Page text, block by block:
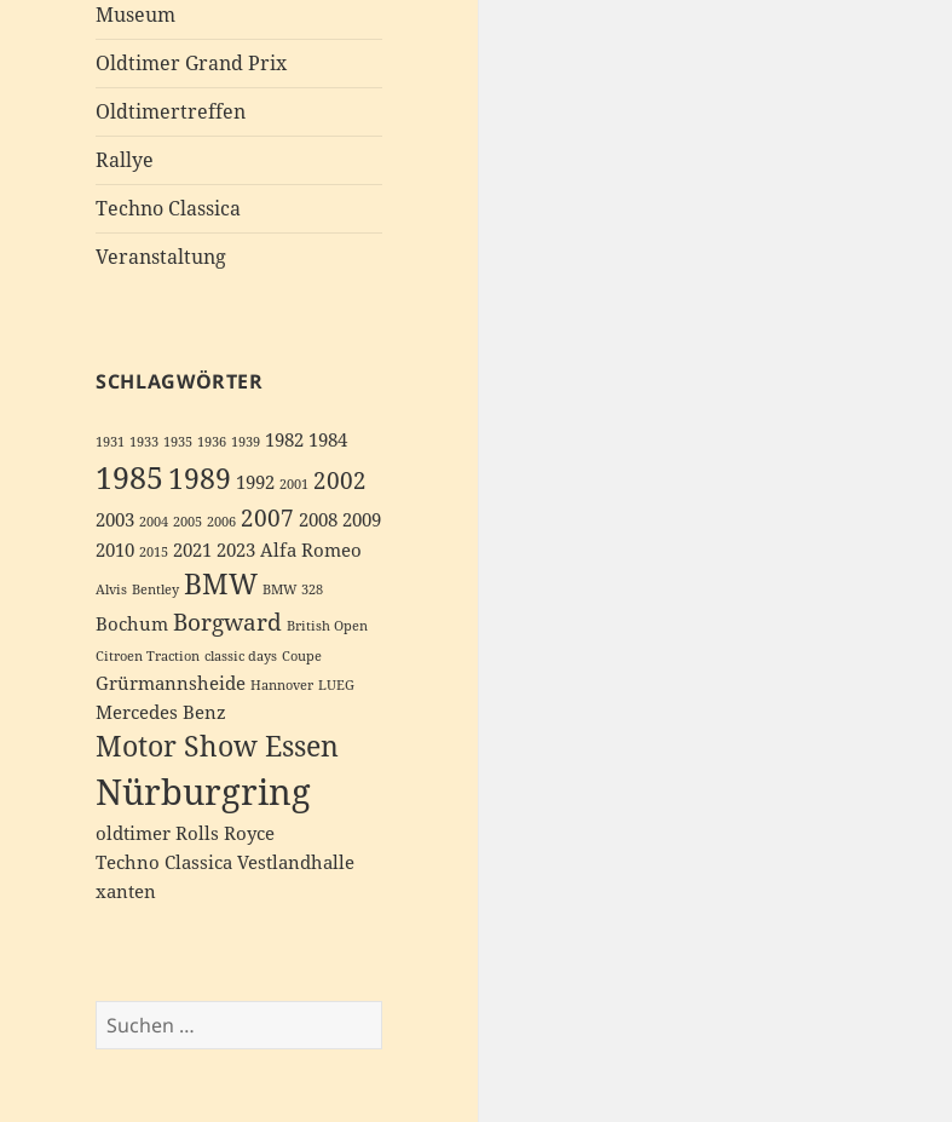
Museum
Oldtimer Grand Prix
Oldtimertreffen
Rallye
Techno Classica
Veranstaltung
SCHLAGWÖRTER
1931 1933 1935 1936 1939 1982 1984
19851989 1992 2001 2002
2003 2004 2005 2006 2007 20082009
2010 2015 2021 2023Alfa Romeo
Alvis Bentley BMW BMW 328
BochumBorgward British Open
Citroen Traction classic days Coupe
Grürmannsheide Hannover LUEG
Mercedes Benz
Motor Show Essen
Nürburgring
oldtimerRolls Royce
Techno ClassicaVestlandhalle
xanten
Suchen
nach: